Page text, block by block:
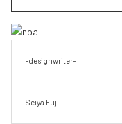
-designwriter-
Seiya Fujii